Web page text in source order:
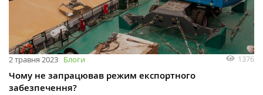
2 травня 2023 Блоги 1376
Чому не запрацював режим експортного
забезпечення?